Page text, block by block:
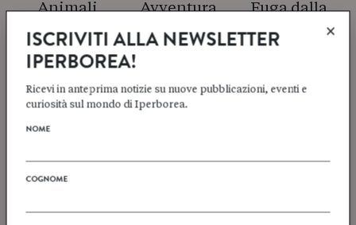
Animali Avventura
Fuga dalla
civiltà
Isole Libertà Memoria
×
ISCRIVITI ALLA NEWSLETTER
IPERBOREA!
Ricevi in anteprima notizie su nuove pubblicazioni, eventi e
curiosità sul mondo di Iperborea.
NOME
COGNOME